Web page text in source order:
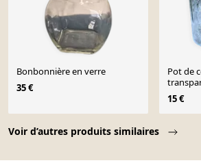
Voir d’autres produits similaires
Bonbonnière en verre
35 €
Pot de
15 €